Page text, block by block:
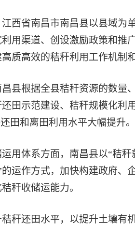
省南昌市南昌县以县域为
用渠道、创设激励政策和推
质高效的秸秆利用工作机制
根据全县秸秆资源的数量
田示范建设、秸秆规模化利
田和离田利用水平大幅提升。
体系方面，南昌县以“秸秆
的运作方式，加快构建政府、
秆收储运能力。
还田水平，以提升土壤有